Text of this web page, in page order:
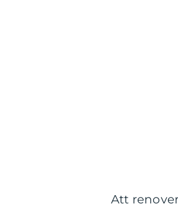
Att